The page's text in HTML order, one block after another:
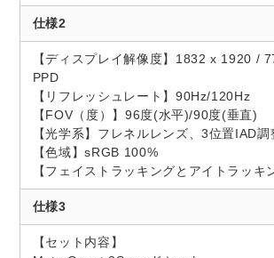
仕様2
【ディスプレイ解像度】1832 x 1920 /
PPD
【リフレッシュレート】90Hz/120Hz
【FOV（度）】96度(水平)/90度(垂直)
【光学系】フレネルレンズ、3位置IAD調
【色域】sRGB 100%
【フェイストラッキングとアイトラッキ
仕様3
【セット内容】